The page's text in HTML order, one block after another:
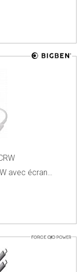
avec écran…